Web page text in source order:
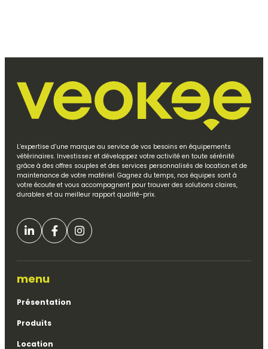
L’expertise d’une marque au service de vos besoins en équipements
vétérinaires. Investissez et développez votre activité en toute sérénité
grâce à des offres souples et des services personnalisés de location et de
maintenance de votre matériel. Gagnez du temps, nos équipes sont à
votre écoute et vous accompagnent pour trouver des solutions claires,
durables et au meilleur rapport qualité-prix.
menu
Présentation
Produits
Location